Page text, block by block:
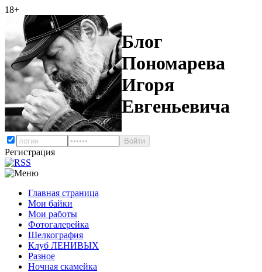
18+
Блог
Пономарева
Игоря
Евгеньевича
Регистрация
Главная страница
Мои байки
Мои работы
Фотогалерейка
Шелкография
Клуб ЛЕНИВЫХ
Разное
Ночная скамейка